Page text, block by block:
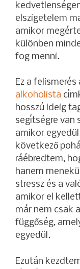
elszigetelem
amikor
különben
fog menni.
Ez a felismerés
alkoholista
hosszú ideig
segítségre van
amikor
következő
ráébredtem,
hanem
stressz és a
amikor el
már nem csak
függőség,
egyedül.
Ezután